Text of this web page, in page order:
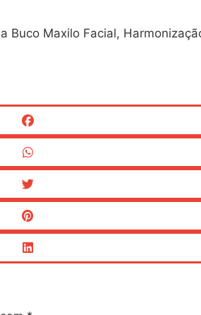
Buco Maxilo Facial,